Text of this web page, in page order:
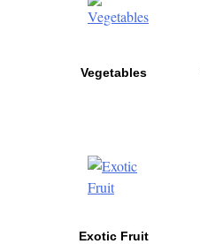
Vegetables
Exotic Fruit